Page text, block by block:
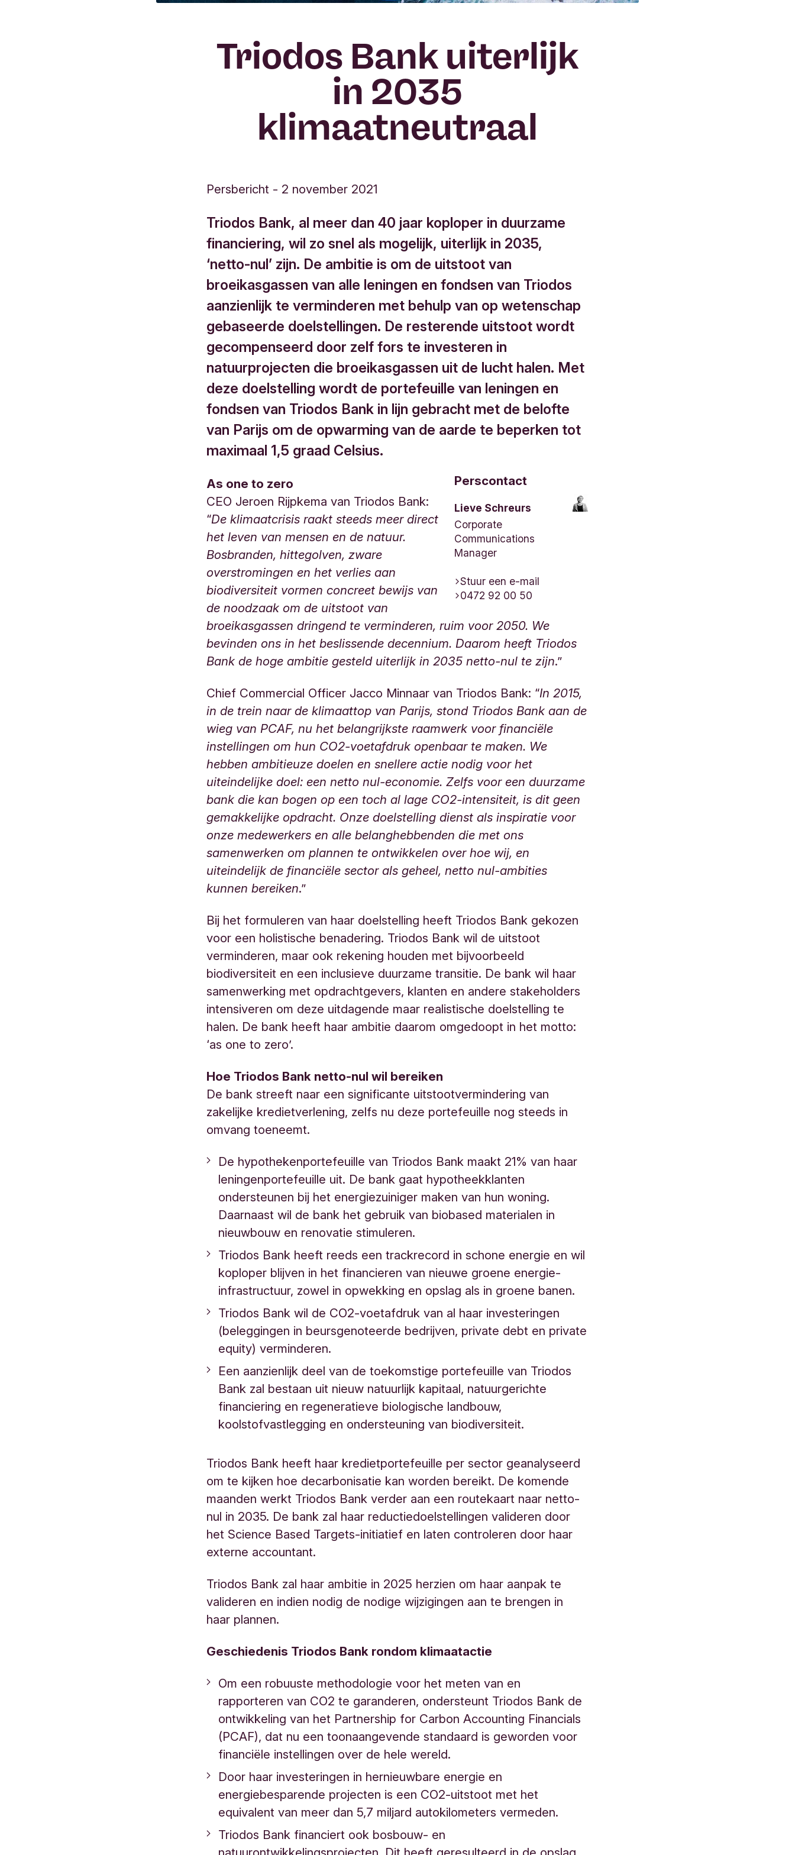
Triodos Bank uiterlijk
in 2035
klimaatneutraal
Persbericht - 2 november 2021
Triodos Bank, al meer dan 40 jaar koploper in duurzame
financiering, wil zo snel als mogelijk, uiterlijk in 2035,
‘netto-nul’ zijn. De ambitie is om de uitstoot van
broeikasgassen van alle leningen en fondsen van Triodos
aanzienlijk te verminderen met behulp van op wetenschap
gebaseerde doelstellingen. De resterende uitstoot wordt
gecompenseerd door zelf fors te investeren in
natuurprojecten die broeikasgassen uit de lucht halen. Met
deze doelstelling wordt de portefeuille van leningen en
fondsen van Triodos Bank in lijn gebracht met de belofte
van Parijs om de opwarming van de aarde te beperken tot
maximaal 1,5 graad Celsius.
Perscontact
Lieve Schreurs
Corporate
Communications
Manager
Stuur een e-mail
0472 92 00 50
As one to zero
CEO Jeroen Rijpkema van Triodos Bank:
“De klimaatcrisis raakt steeds meer direct
het leven van mensen en de natuur.
Bosbranden, hittegolven, zware
overstromingen en het verlies aan
biodiversiteit vormen concreet bewijs van
de noodzaak om de uitstoot van
broeikasgassen dringend te verminderen, ruim voor 2050. We
bevinden ons in het beslissende decennium. Daarom heeft Triodos
Bank de hoge ambitie gesteld uiterlijk in 2035 netto-nul te zijn.”
Chief Commercial Officer Jacco Minnaar van Triodos Bank: “In 2015,
in de trein naar de klimaattop van Parijs, stond Triodos Bank aan de
wieg van PCAF, nu het belangrijkste raamwerk voor financiële
instellingen om hun CO2-voetafdruk openbaar te maken. We
hebben ambitieuze doelen en snellere actie nodig voor het
uiteindelijke doel: een netto nul-economie. Zelfs voor een duurzame
bank die kan bogen op een toch al lage CO2-intensiteit, is dit geen
gemakkelijke opdracht. Onze doelstelling dienst als inspiratie voor
onze medewerkers en alle belanghebbenden die met ons
samenwerken om plannen te ontwikkelen over hoe wij, en
uiteindelijk de financiële sector als geheel, netto nul-ambities
kunnen bereiken.”
Bij het formuleren van haar doelstelling heeft Triodos Bank gekozen
voor een holistische benadering. Triodos Bank wil de uitstoot
verminderen, maar ook rekening houden met bijvoorbeeld
biodiversiteit en een inclusieve duurzame transitie. De bank wil haar
samenwerking met opdrachtgevers, klanten en andere stakeholders
intensiveren om deze uitdagende maar realistische doelstelling te
halen. De bank heeft haar ambitie daarom omgedoopt in het motto:
‘as one to zero’.
Hoe Triodos Bank netto-nul wil bereiken
De bank streeft naar een significante uitstootvermindering van
zakelijke kredietverlening, zelfs nu deze portefeuille nog steeds in
omvang toeneemt.
De hypothekenportefeuille van Triodos Bank maakt 21% van haar
leningenportefeuille uit. De bank gaat hypotheekklanten
ondersteunen bij het energiezuiniger maken van hun woning.
Daarnaast wil de bank het gebruik van biobased materialen in
nieuwbouw en renovatie stimuleren.
Triodos Bank heeft reeds een trackrecord in schone energie en wil
koploper blijven in het financieren van nieuwe groene energie-
infrastructuur, zowel in opwekking en opslag als in groene banen.
Triodos Bank wil de CO2-voetafdruk van al haar investeringen
(beleggingen in beursgenoteerde bedrijven, private debt en private
equity) verminderen.
Een aanzienlijk deel van de toekomstige portefeuille van Triodos
Bank zal bestaan uit nieuw natuurlijk kapitaal, natuurgerichte
financiering en regeneratieve biologische landbouw,
koolstofvastlegging en ondersteuning van biodiversiteit.
Triodos Bank heeft haar kredietportefeuille per sector geanalyseerd
om te kijken hoe decarbonisatie kan worden bereikt. De komende
maanden werkt Triodos Bank verder aan een routekaart naar netto-
nul in 2035. De bank zal haar reductiedoelstellingen valideren door
het Science Based Targets-initiatief en laten controleren door haar
externe accountant.
Triodos Bank zal haar ambitie in 2025 herzien om haar aanpak te
valideren en indien nodig de nodige wijzigingen aan te brengen in
haar plannen.
Geschiedenis Triodos Bank rondom klimaatactie
Om een robuuste methodologie voor het meten van en
rapporteren van CO2 te garanderen, ondersteunt Triodos Bank de
ontwikkeling van het Partnership for Carbon Accounting Financials
(PCAF), dat nu een toonaangevende standaard is geworden voor
financiële instellingen over de hele wereld.
Door haar investeringen in hernieuwbare energie en
energiebesparende projecten is een CO2-uitstoot met het
equivalent van meer dan 5,7 miljard autokilometers vermeden.
Triodos Bank financiert ook bosbouw- en